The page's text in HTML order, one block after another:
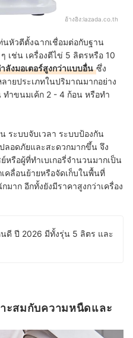
อ้างอิง:lazada.co.th
นหัวตีตั้งฉากเชื่อมต่อกับฐาน
เช่น เครื่องตีไข่ 5 ลิตรหรือ 10
งมอเตอร์สูงกว่าแบบอื่นซึ่ง
ายประเภทในปริมาณมากอย่าง
ทำขนมเค้ก 2 - 4 ก้อน หรือทำ
ระบบจับเวลา ระบบป้องกัน
ลอดภัยและสะดวกมากขึ้น จึง
รือผู้ที่ทำเบเกอรี่จำนวนมากเป็น
คลื่อนย้ายหรือจัดเก็บในพื้นที่
าก อีกทั้งยังมีราคาสูงกว่าเครื่อง
ดี ปี 2026 มีทั้งรุ่น 5 ลิตร และ
ะสมกับความหนืดและ